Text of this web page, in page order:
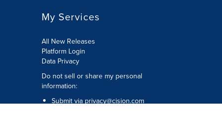
My Services
All New Releases
Platform Login
Data Privacy
Do not sell or share my personal
information:
Submit via privacy@cision.com